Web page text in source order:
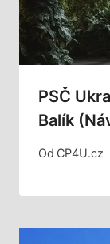
PSČ
Balík
Od CP4U.cz